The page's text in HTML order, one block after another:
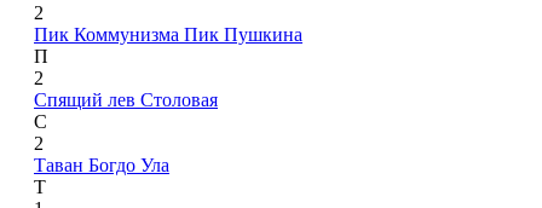
2
Пик Коммунизма Пик Пушкина
П
2
Спящий лев Столовая
С
2
Таван Богдо Ула
Т